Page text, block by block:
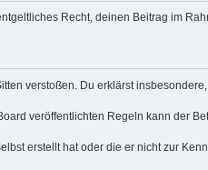
Recht, deinen Beitrag im
verstoßen. Du erklärst
veröffentlichten Regeln kann der
erstellt hat oder die er nicht zur